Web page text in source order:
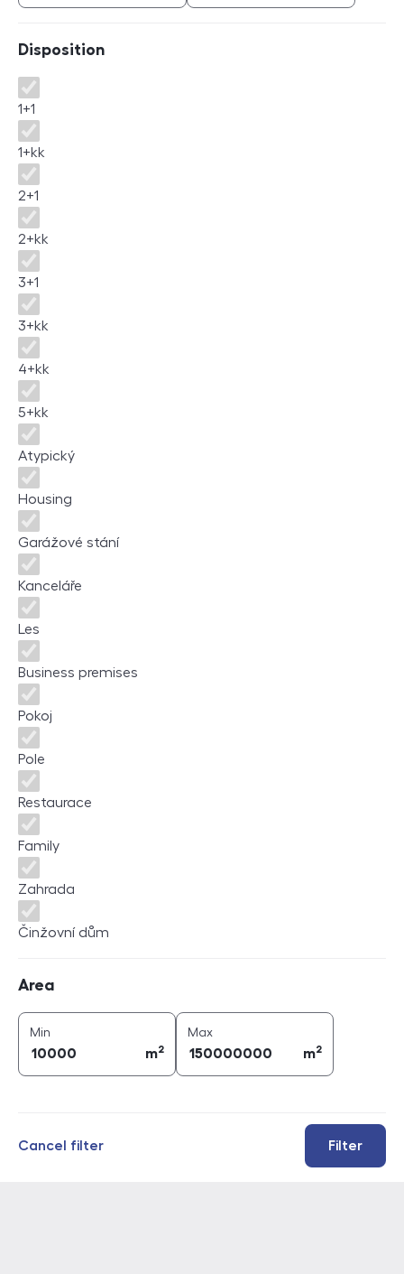
Disposition
Disposition
1+1
1+kk
2+1
2+kk
3+1
3+kk
4+kk
5+kk
Atypický
Housing
Garážové stání
Kanceláře
Les
Business premises
Pokoj
Pole
Restaurace
Family
Zahrada
Činžovní dům
Area
Min
m2
Maxarea (
m2
Filter
Cancel filter